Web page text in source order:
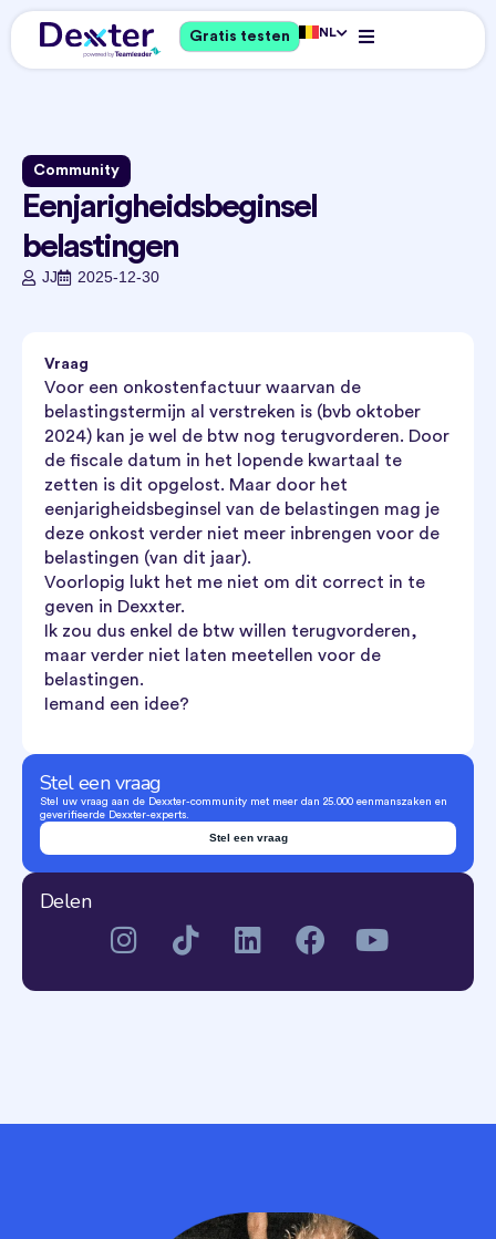
Gratis testen NL
Community
Eenjarigheidsbeginsel
belastingen
JJ 2025-12-30
Vraag
Voor een onkostenfactuur waarvan de
belastingstermijn al verstreken is (bvb oktober
2024) kan je wel de btw nog terugvorderen. Door
de fiscale datum in het lopende kwartaal te
zetten is dit opgelost. Maar door het
eenjarigheidsbeginsel van de belastingen mag je
deze onkost verder niet meer inbrengen voor de
belastingen (van dit jaar).
Voorlopig lukt het me niet om dit correct in te
geven in Dexxter.
Ik zou dus enkel de btw willen terugvorderen,
maar verder niet laten meetellen voor de
belastingen.
Iemand een idee?
Stel een vraag
Stel uw vraag aan de Dexxter-community met meer dan 25.000 eenmanszaken en
geverifieerde Dexxter-experts.
Stel een vraag
Delen